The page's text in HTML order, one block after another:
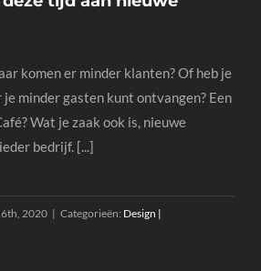
komen er minder klanten? Of heb je
minder gasten kunt ontvangen? Een
Wat je zaak ook is, nieuwe
bedrijf. [...]
2020 | Categorieën: Design |